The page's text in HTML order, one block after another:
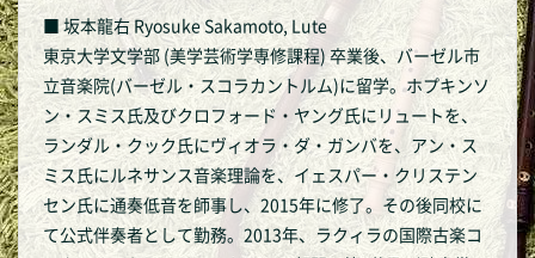
■ 坂本龍右 Ryosuke Sakamoto, Lute
東京大学文学部 (美学芸術学専修課程) 卒業後、バーゼル市
立音楽院(バーゼル・スコラカントルム)に留学。ホプキンソ
ン・スミス氏及びクロフォード・ヤング氏にリュートを、
ランダル・クック氏にヴィオラ・ダ・ガンバを、アン・ス
ミス氏にルネサンス音楽理論を、イェスパー・クリステン
セン氏に通奏低音を師事し、2015年に修了。その後同校に
て公式伴奏者として勤務。2013年、ラクィラの国際古楽コ